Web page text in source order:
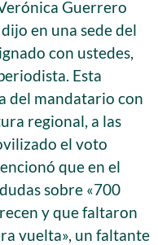
Guerrero
en una sede del
con ustedes,
Esta
del mandatario con
regional, a las
el voto
que en el
sobre «700
y que faltaron
vuelta», un faltante